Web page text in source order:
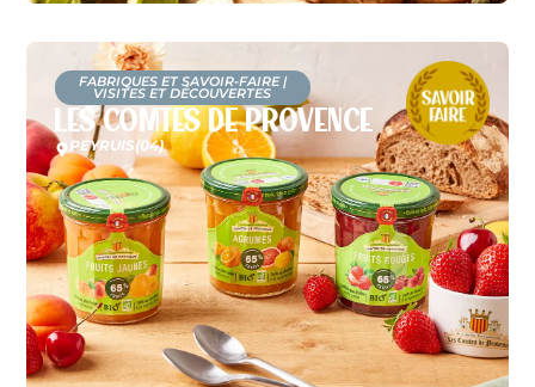
FABRIQUES ET SAVOIR-FAIRE|
VISITES ET DÉCOUVERTES
Les Comtes de Provence
PEYRUIS(04)